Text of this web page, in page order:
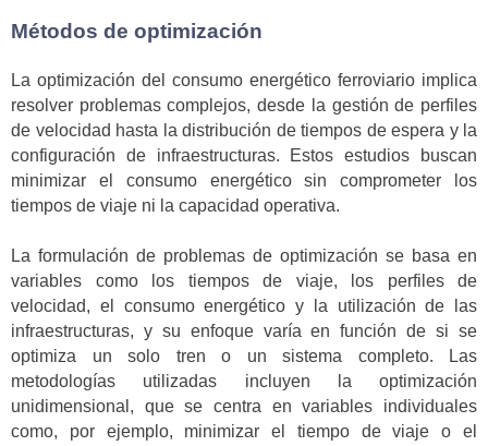
Métodos de optimización
La optimización del consumo energético ferroviario implica
resolver problemas complejos, desde la gestión de perfiles
de velocidad hasta la distribución de tiempos de espera y la
configuración de infraestructuras. Estos estudios buscan
minimizar el consumo energético sin comprometer los
tiempos de viaje ni la capacidad operativa.
La formulación de problemas de optimización se basa en
variables como los tiempos de viaje, los perfiles de
velocidad, el consumo energético y la utilización de las
infraestructuras, y su enfoque varía en función de si se
optimiza un solo tren o un sistema completo. Las
metodologías utilizadas incluyen la optimización
unidimensional, que se centra en variables individuales
como, por ejemplo, minimizar el tiempo de viaje o el